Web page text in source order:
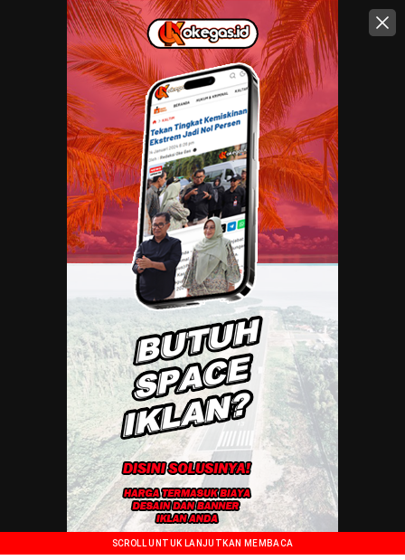
SCROLL UNTUK LANJUTKAN MEMBACA